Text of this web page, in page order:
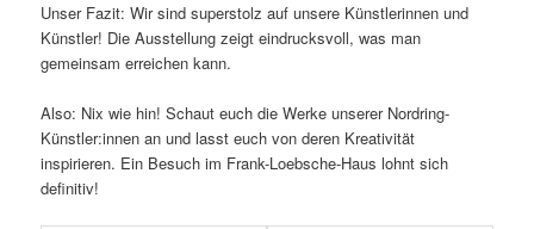
Unser Fazit: Wir sind superstolz auf unsere Künstlerinnen und
Künstler! Die Ausstellung zeigt eindrucksvoll, was man
gemeinsam erreichen kann.
Also: Nix wie hin! Schaut euch die Werke unserer Nordring-
Künstler:innen an und lasst euch von deren Kreativität
inspirieren. Ein Besuch im Frank-Loebsche-Haus lohnt sich
definitiv!